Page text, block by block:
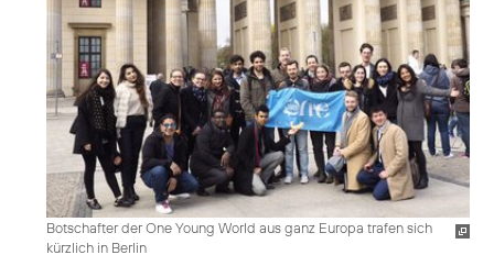
Botschafter der One Young World aus ganz Europa trafen sich
kürzlich in Berlin